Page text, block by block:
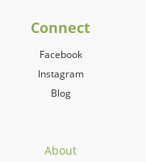
Connect
Facebook
Instagram
Blog
About